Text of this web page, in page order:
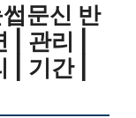
문신 반
| 관리 |
| 기간 |